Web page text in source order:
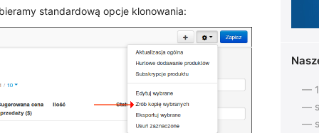
—
—
—
standardową opcje klonowania: